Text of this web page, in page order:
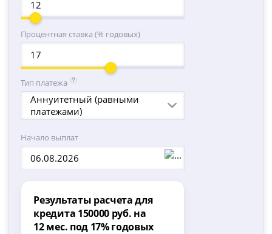
Процентная ставка (% годовых)
Тип платежа
Аннуитетный (равными
платежами)
Начало выплат
Результаты расчета для
кредита 150000 руб. на
12 мес. под 17% годовых